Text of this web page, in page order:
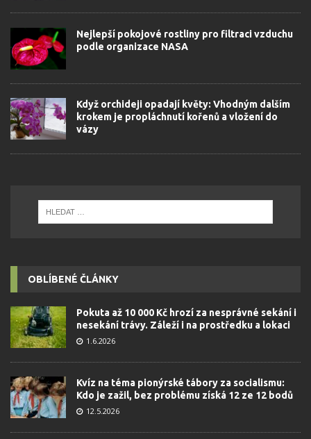
Nejlepší pokojové rostliny pro filtraci vzduchu
podle organizace NASA
Když orchideji opadají květy: Vhodným dalším
krokem je propláchnutí kořenů a vložení do
vázy
OBLÍBENÉ ČLÁNKY
Pokuta až 10 000 Kč hrozí za nesprávné sekání i
nesekání trávy. Záleží i na prostředku a lokaci
1.6.2026
Kvíz na téma pionýrské tábory za socialismu:
Kdo je zažil, bez problému získá 12 ze 12 bodů
12.5.2026